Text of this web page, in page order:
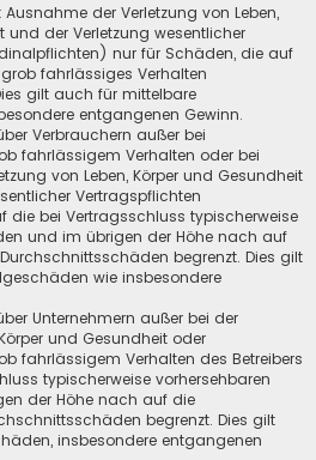
der Verletzung von Leben,
und der Verletzung wesentlicher
nur für Schäden, die auf
fahrlässiges Verhalten
gilt auch für mittelbare
entgangenen Gewinn.
Verbrauchern außer bei
fahrlässigem Verhalten oder bei
von Leben, Körper und Gesundheit
Vertragspflichten
bei Vertragsschluss typischerweise
und im übrigen der Höhe nach auf
begrenzt. Dies gilt
wie insbesondere
Unternehmern außer bei der
und Gesundheit oder
fahrlässigem Verhalten des Betreibers
typischerweise vorhersehbaren
der Höhe nach auf die
begrenzt. Dies gilt
insbesondere entgangenen